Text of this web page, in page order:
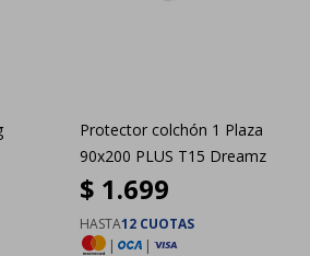
Protector colchón 1 Plaza
90x200 PLUS T15 Dreamz
$ 1.699
HASTA12 CUOTAS
|
|